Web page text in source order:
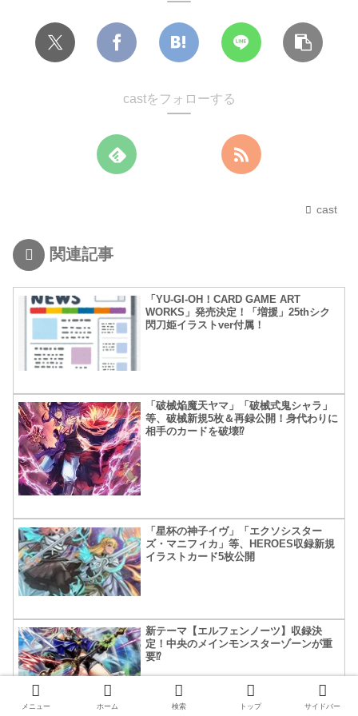
castをフォローする
cast
関連記事
「YU-GI-OH！CARD GAME ART
WORKS」発売決定！「増援」25thシク
閃刀姫イラストver付属！
「破械焔魔天ヤマ」「破械式鬼シャラ」
等、破械新規5枚＆再録公開！身代わりに
相手のカードを破壊⁉
「星杯の神子イヴ」「エクソシスター
ズ・マニフィカ」等、HEROES収録新規
イラストカード5枚公開
新テーマ【エルフェンノーツ】収録決
定！中央のメインモンスターゾーンが重
要⁉
メニュー ホーム 検索 トップ サイドバー